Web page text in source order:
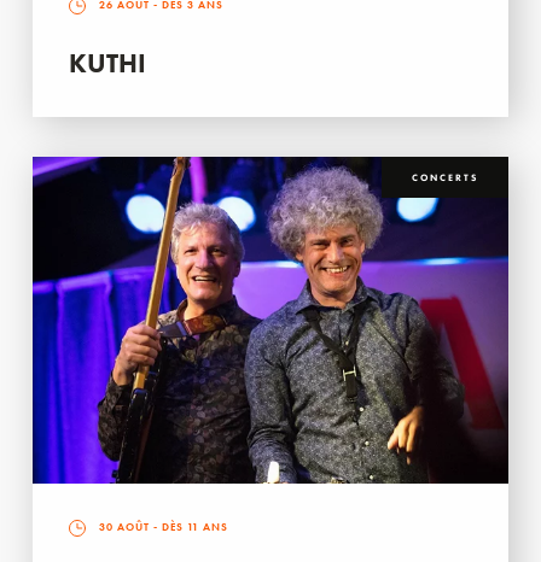
26 AOÛT - DÈS 3 ANS
KUTHI
CONCERTS
30 AOÛT - DÈS 11 ANS